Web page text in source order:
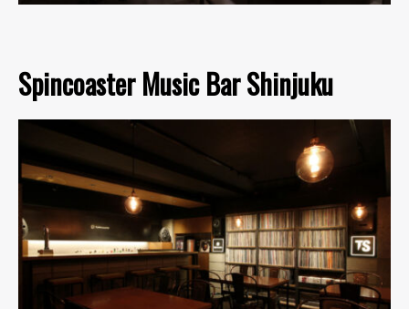
Spincoaster Music Bar Shinjuku